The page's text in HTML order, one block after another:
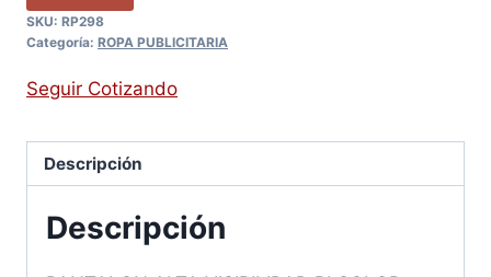
SKU: RP298
Categoría: ROPA PUBLICITARIA
Seguir Cotizando
Descripción
Descripción